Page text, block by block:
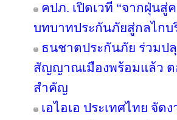
คปภ. เปิดเวที “จากฝุ่นสู่
บทบาทประกันภัยสู่กลไกบ
ธนชาตประกันภัย ร่วมป
สัญญาณเมืองพร้อมแล้ว ต
สำคัญ
เอไอเอ ประเทศไทย จัด